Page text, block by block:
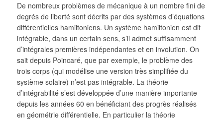
De nombreux problèmes de mécanique à un nombre fini de
degrés de liberté sont décrits par des systèmes d’équations
différentielles hamiltoniens. Un système hamiltonien est dit
intégrable, dans un certain sens, s’il admet suffisamment
d’intégrales premières indépendantes et en involution. On
sait depuis Poincaré, que par exemple, le problème des
trois corps (qui modélise une version très simplifiée du
système solaire) n’est pas intégrable. La théorie
d’intégrabilité s’est développée d’une manière importante
depuis les années 60 en bénéficiant des progrès réalisés
en géométrie différentielle. En particulier la théorie